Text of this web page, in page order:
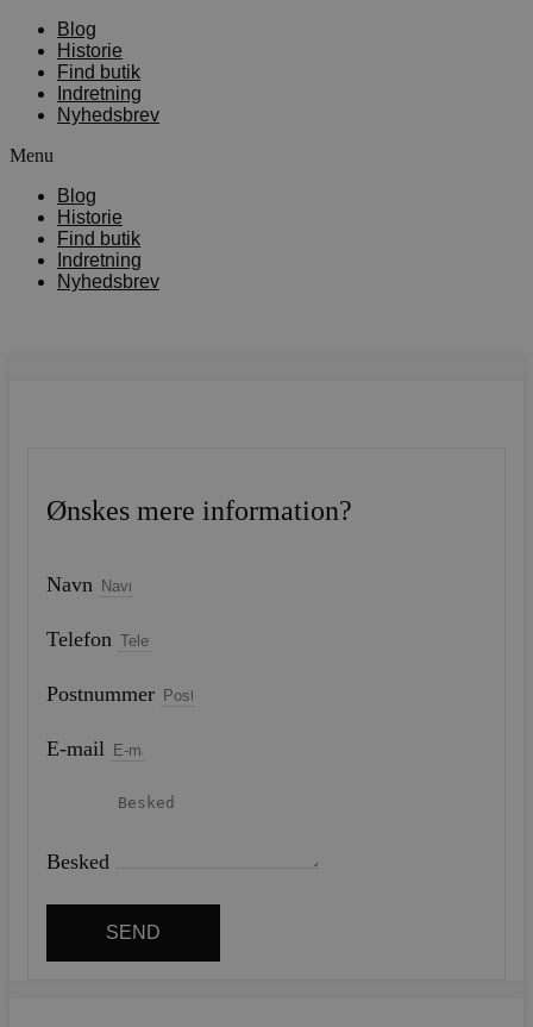
Blog
Historie
Find butik
Indretning
Nyhedsbrev
Menu
Blog
Historie
Find butik
Indretning
Nyhedsbrev
Ønskes mere information?
Navn
Telefon
Postnummer
E-mail
Besked
SEND